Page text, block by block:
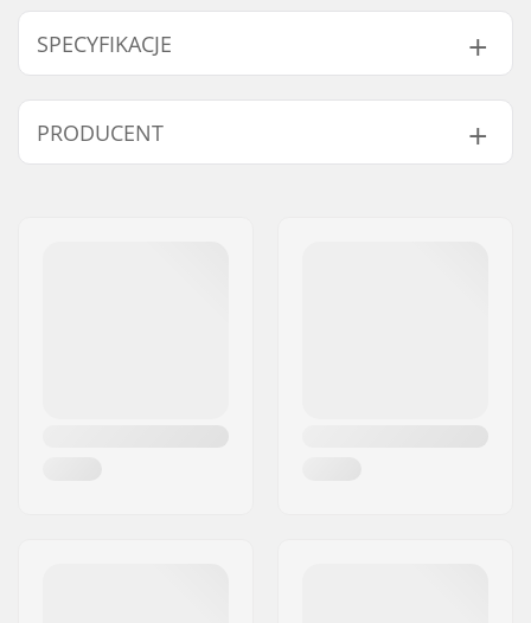
SPECYFIKACJE
Rocznik: 19
PRODUCENT